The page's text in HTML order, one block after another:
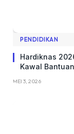
PENDIDIKAN
Hardiknas
Kawal
MEI 3, 2026